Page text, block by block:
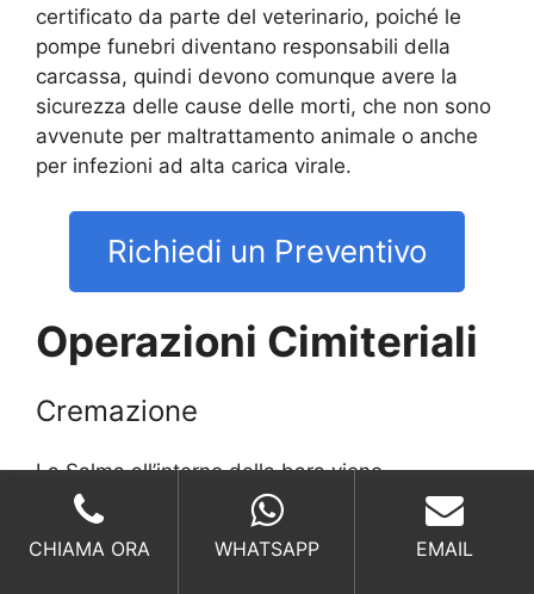
certificato da parte del veterinario, poiché le
pompe funebri diventano responsabili della
carcassa, quindi devono comunque avere la
sicurezza delle cause delle morti, che non sono
avvenute per maltrattamento animale o anche
per infezioni ad alta carica virale.
Richiedi un Preventivo
Operazioni Cimiteriali
Cremazione
La Salma all’interno della bara viene
trasformata in ceneri dopo l’inserimento
all’interno dell’inceneritore. Le ceneri verranno
raccolte all’interno di urne cenerarie
CHIAMA ORA WHATSAPP EMAIL